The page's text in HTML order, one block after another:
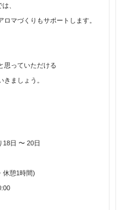
、
ロマづくりもサポートします。
思っていただける
きましょう。
18日 〜 20日
休憩1時間)